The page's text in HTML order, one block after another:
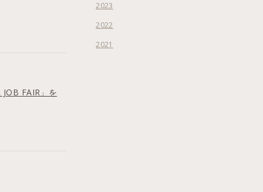
FAIR」を
2023
2022
2021